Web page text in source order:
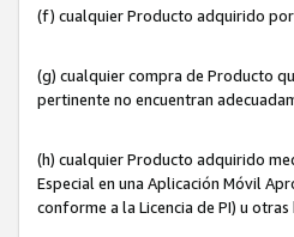
(f) cualquier Producto adquirido
(g) cualquier compra de Producto
pertinente no encuentran
(h) cualquier Producto adquirido
Especial en una Aplicación Móvil
conforme a la Licencia de PI) u